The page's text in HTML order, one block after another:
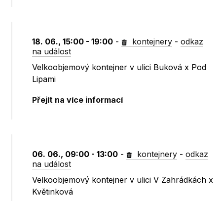
18. 06., 15:00 - 19:00 - kontejnery -odkaz
na událost
Velkoobjemový kontejner v ulici Buková x Pod
Lipami
Přejít na více informací
06. 06., 09:00 - 13:00 - kontejnery -odkaz
na událost
Velkoobjemový kontejner v ulici V Zahrádkách x
Květinková